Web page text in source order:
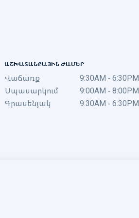
ԱՇԽԱՏԱՆՔԱՅԻՆ ԺԱՄԵՐ
Վաճառք
9:30AM - 6:30PM
Սպասարկում
9:00AM - 8:00PM
Գրասենյակ
9:30AM - 6:30PM